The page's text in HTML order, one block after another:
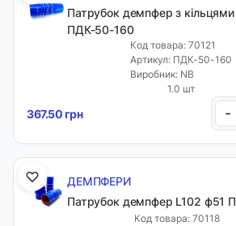
Патрубок демпфер з
ПДК-50-160
Код товара: 70121
Артикул: ПДК-50-160
Виробник: NB
1.0 шт
367.50 грн -
ДЕМПФЕРИ
Патрубок демпфер L102 ф51
Код товара: 70118